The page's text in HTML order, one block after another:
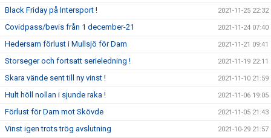
Black Friday på Intersport ! 2021-11-25 22:32
Covidpass/bevis från 1 december-21 2021-11-24 07:40
Hedersam förlust i Mullsjö för Dam 2021-11-21 09:41
Storseger och fortsatt serieledning ! 2021-11-19 22:11
Skara vände sent till ny vinst ! 2021-11-10 21:59
Hult höll nollan i sjunde raka ! 2021-11-06 19:05
Förlust för Dam mot Skövde 2021-11-05 21:43
Vinst igen trots trög avslutning 2021-10-29 21:57